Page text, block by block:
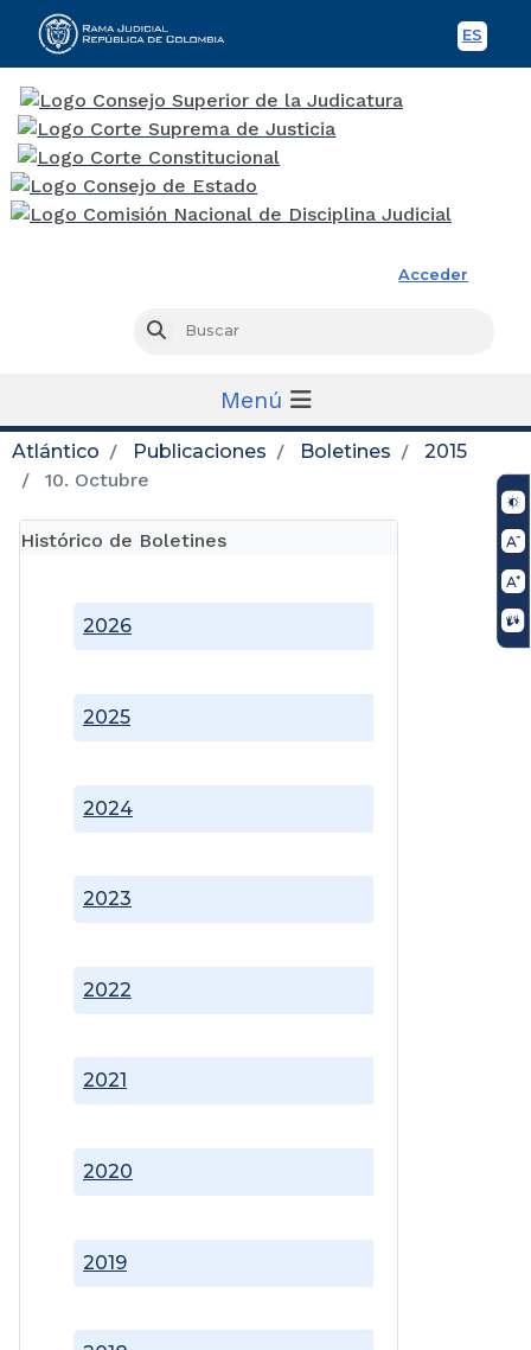
ES
Acceder
Buscar
Menú
Atlántico Publicaciones Boletines
2015
10. Octubre
Histórico de Boletines
2019
2020
2021
2022
2023
2024
2025
2026